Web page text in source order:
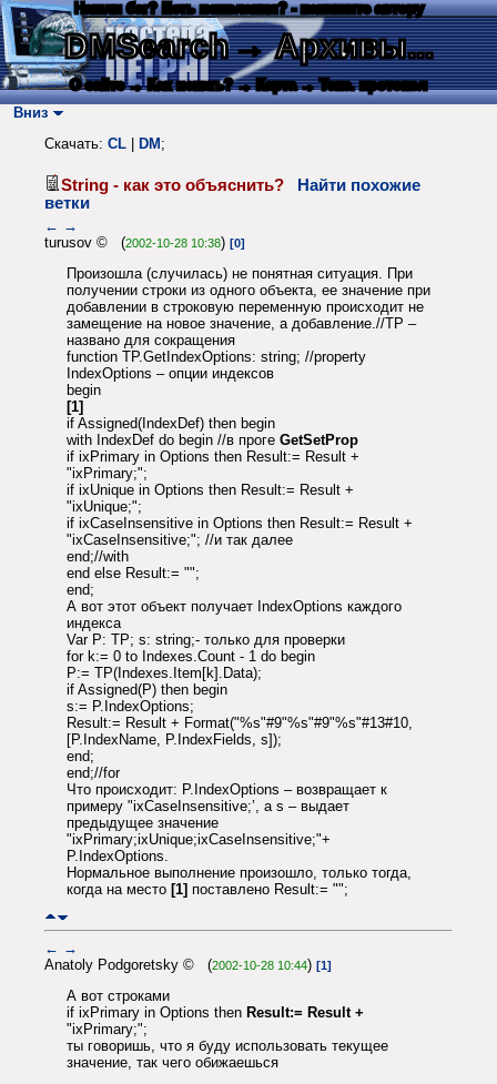
Нашли баг? Есть пожелания? - напишите автору
DMSearch→ Архивы...
О сайте → Как искать? → Карта → Текс. протокол
Вниз
Скачать: CL DM ;
String - как это объяснить?
Найти похожие
ветки
← →
turusov © (2002-10-28 10:38) [0]
Произошла (случилась) не понятная ситуация. При
получении строки из одного объекта, ее значение при
добавлении в строковую переменную происходит не
замещение на новое значение, а добавление.//TP –
названо для сокращения
function TP.GetIndexOptions: string; //property
IndexOptions – опции индексов
begin
[1]
if Assigned(IndexDef) then begin
with IndexDef do begin //в проге GetSetProp
if ixPrimary in Options then Result:= Result +
"ixPrimary;";
if ixUnique in Options then Result:= Result +
"ixUnique;";
if ixCaseInsensitive in Options then Result:= Result +
"ixCaseInsensitive;"; //и так далее
end;//with
end else Result:= "";
end;
А вот этот объект получает IndexOptions каждого
индекса
Var P: TP; s: string;- только для проверки
for k:= 0 to Indexes.Count - 1 do begin
P:= TP(Indexes.Item[k].Data);
if Assigned(P) then begin
s:= P.IndexOptions;
Result:= Result + Format("%s"#9"%s"#9"%s"#13#10,
[P.IndexName, P.IndexFields, s]);
end;
end;//for
Что происходит: P.IndexOptions – возвращает к
примеру "ixCaseInsensitive;’, а s – выдает
предыдущее значение
"ixPrimary;ixUnique;ixCaseInsensitive;"+
P.IndexOptions.
Нормальное выполнение произошло, только тогда,
когда на место [1] поставлено Result:= "";
← →
Anatoly Podgoretsky © (2002-10-28 10:44) [1]
А вот строками
if ixPrimary in Options then Result:= Result +
"ixPrimary;";
ты говоришь, что я буду использовать текущее
значение, так чего обижаешься